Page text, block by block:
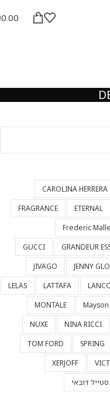
0.00
CAROLINA HERRERA
ETERNAL
FRAGRANCE
Frederic Malle
GRANDEUR
GUCCI
JENNY
JIVAGO
LATTAFA
LELAS
MONTALE
NINA RICCI
NUXE
SPRING
TOM FORD
XERJOFF
דובאי